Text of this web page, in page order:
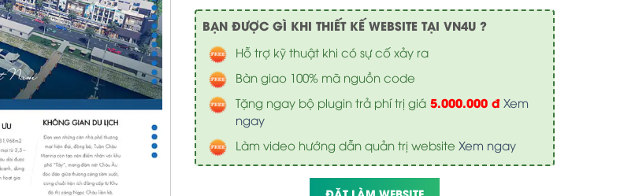
BẠN ĐƯỢC GÌ KHI THIẾT KẾ WEBSITE TẠI VN4U ?
Hỗ trợ kỹ thuật khi có sự cố xảy ra
Bàn giao 100% mã nguồn code
Tặng ngay bộ plugin trả phí trị giá5.000.000 đ Xem
ngay
Làm video hướng dẫn quản trị website Xem ngay